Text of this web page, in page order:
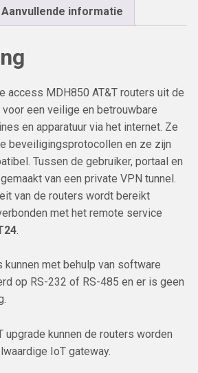
Aanvullende informatie
access MDH850 AT&T routers uit de
een veilige en betrouwbare
en apparatuur via het internet. Ze
beveiligingsprotocollen en ze zijn
Tussen de gebruiker, portaal en
van een private VPN tunnel.
van de routers wordt bereikt
met het remote service
.
met behulp van software
op RS-232 of RS-485 en er is geen
upgrade kunnen de routers worden
IoT gateway.